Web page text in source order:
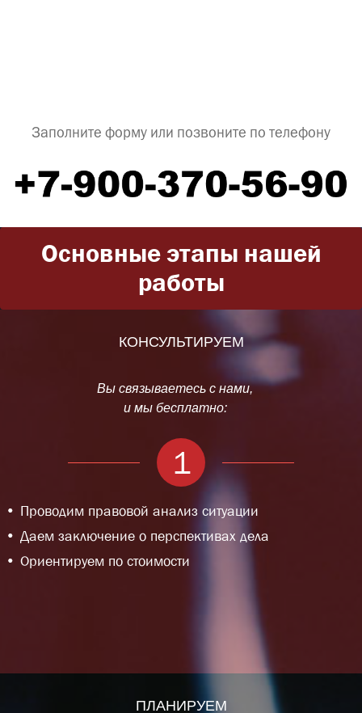
Заполните форму или позвоните по телефону
Основные этапы нашей
работы
КОНСУЛЬТИРУЕМ
Вы связываетесь с нами,
и мы бесплатно:
1
Проводим правовой анализ ситуации
Даем заключение о перспективах дела
Ориентируем по стоимости
ПЛАНИРУЕМ